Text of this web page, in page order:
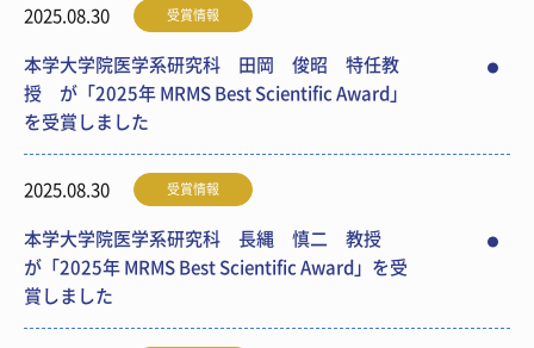
2025.08.30 受賞情報
本学大学院医学系研究科 田岡 俊昭 特任教
授 が「2025年 MRMS Best Scientific Award」
を受賞しました
2025.08.30 受賞情報
本学大学院医学系研究科 長縄 慎二 教授
が「2025年 MRMS Best Scientific Award」を受
賞しました